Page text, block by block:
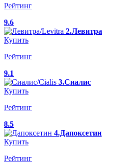
Рейтинг
9.6
2.Левитра
Купить
Рейтинг
9.1
3.Сиалис
Купить
Рейтинг
8.5
4.Дапоксетин
Купить
Рейтинг